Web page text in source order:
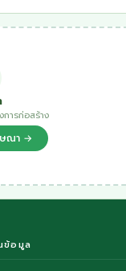
การก่อสร้าง
ษณา →
ข้อมูล